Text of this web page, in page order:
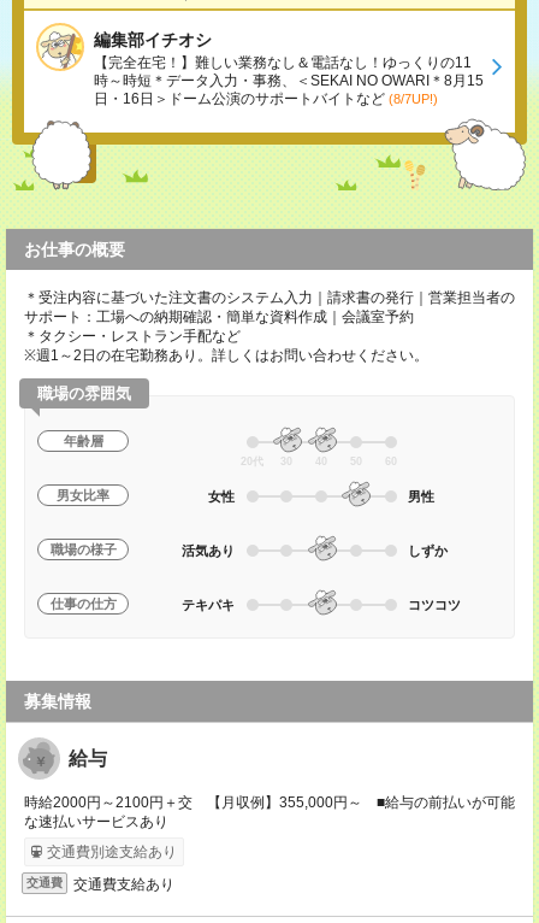
編集部イチオシ
【完全在宅！】難しい業務なし＆電話なし！ゆっくりの11
時～時短＊データ入力・事務、＜SEKAI NO OWARI＊8月15
日・16日＞ドーム公演のサポートバイトなど (8/7UP!)
お仕事の概要
＊受注内容に基づいた注文書のシステム入力｜請求書の発行｜営業担当者の
サポート：工場への納期確認・簡単な資料作成｜会議室予約
＊タクシー・レストラン手配など
※週1～2日の在宅勤務あり。詳しくはお問い合わせください。
職場の雰囲気
年齢層
20代 30 40 50 60
男女比率 女性 男性
職場の様子 活気あり しずか
仕事の仕方 テキパキ コツコツ
募集情報
給与
時給2000円～2100円＋交 【月収例】355,000円～ ■給与の前払いが可能
な速払いサービスあり
交通費別途支給あり
交通費 交通費支給あり